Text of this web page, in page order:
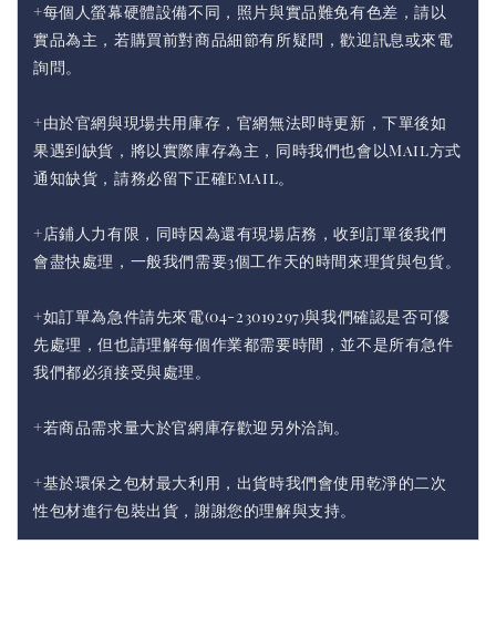
+每個人螢幕硬體設備不同，照片與實品難免有色差，請以
實品為主，若購買前對商品細節有所疑問，歡迎訊息或來電
詢問。
+由於官網與現場共用庫存，官網無法即時更新，下單後如
果遇到缺貨，將以實際庫存為主，同時我們也會以Mail方式
通知缺貨，請務必留下正確Email。
+店鋪人力有限，同時因為還有現場店務，收到訂單後我們
會盡快處理，一般我們需要3個工作天的時間來理貨與包貨。
+如訂單為急件請先來電(04-23019297)與我們確認是否可優
先處理，但也請理解每個作業都需要時間，並不是所有急件
我們都必須接受與處理。
+若商品需求量大於官網庫存歡迎另外洽詢。
+基於環保之包材最大利用，出貨時我們會使用乾淨的二次
性包材進行包裝出貨，謝謝您的理解與支持。